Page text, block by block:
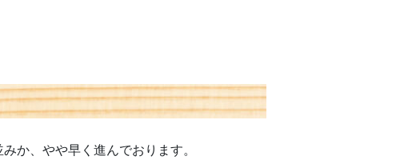
か、やや早く進んでおります。